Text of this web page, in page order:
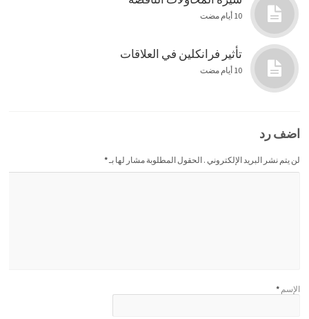
10 أيام مضت
تأثير فرانكلين في العلاقات
10 أيام مضت
اضف رد
لن يتم نشر البريد الإلكتروني . الحقول المطلوبة مشار لها بـ*
الإسم *